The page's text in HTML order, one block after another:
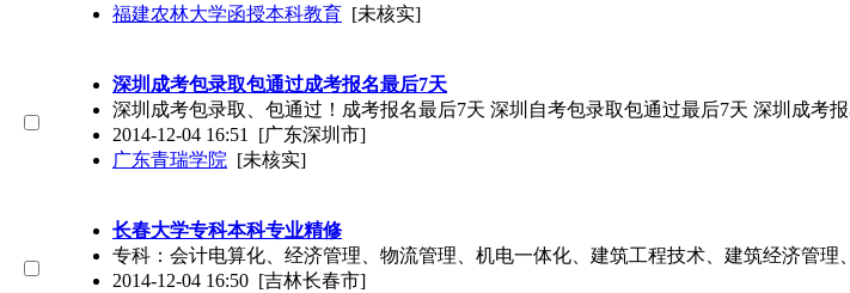
福建农林大学函授本科教育 [未核实]
深圳成考包录取包通过成考报名最后7天
深圳成考包录取、包通过！成考报名最后7天 深圳自考包录取包通过最后7天 深圳成考
2014-12-04 16:51 [广东深圳市]
广东青瑞学院 [未核实]
长春大学专科本科专业精修
专科：会计电算化、经济管理、物流管理、机电一体化、建筑工程技术、建筑经济管
2014-12-04 16:50 [吉林长春市]